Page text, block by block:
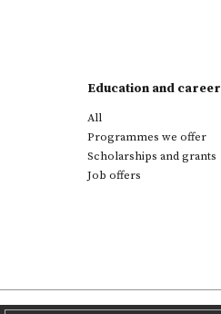
Education and career
All
Programmes we offer
Scholarships and grants
Job offers